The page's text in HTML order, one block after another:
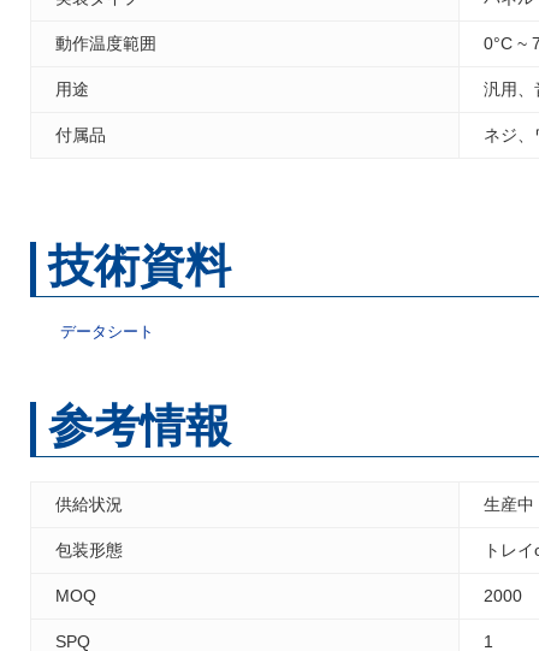
動作温度範囲 0°C ~
用途 汎用、
付属品 ネジ、
技術資料
データシート
参考情報
供給状況 生産中
包装形態 トレ
MOQ 2000
SPQ 1